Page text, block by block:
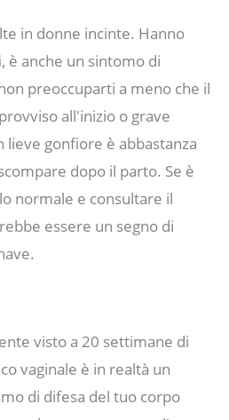
in donne incinte. Hanno
è anche un sintomo di
preoccuparti a meno che il
all'inizio o grave
lieve gonfiore è abbastanza
dopo il parto. Se è
normale e consultare il
essere un segno di
visto a 20 settimane di
vaginale è in realtà un
di difesa del tuo corpo